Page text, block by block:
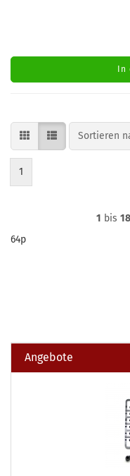
Sortieren
Sortieren
1
1 bis 18
64p
Angebote